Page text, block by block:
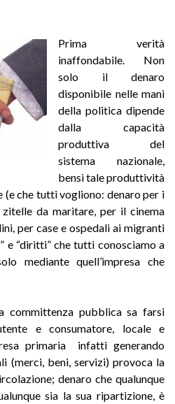
Prima verità
inaffondabile. Non
solo il denaro
disponibile nelle mani
della politica dipende
dalla capacità
produttiva del
sistema nazionale,
bensì tale produttività
(e che tutti vogliono: denaro per i
da maritare, per il cinema
per case e ospedali ai migranti
e “diritti” che tutti conosciamo a
mediante quell’impresa che
committenza pubblica sa farsi
e consumatore, locale e
primaria infatti generando
(merci, beni, servizi) provoca la
denaro che qualunque
sia la sua ripartizione, è